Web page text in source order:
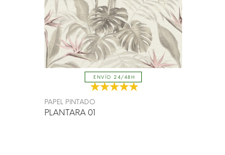
ENVÍO 24/48H
PAPEL PINTADO
PLANTARA 01